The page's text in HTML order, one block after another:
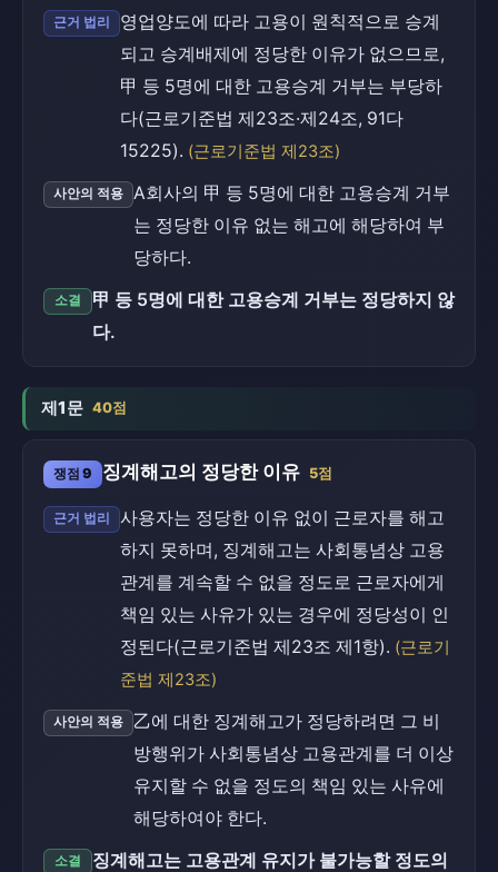
근거 법리
영업양도에 따라 고용이 원칙적으로 승계
되고 승계배제에 정당한 이유가 없으므로,
甲 등 5명에 대한 고용승계 거부는 부당하
다(근로기준법 제23조·제24조, 91다
15225). (근로기준법 제23조)
사안의 적용
A회사의 甲 등 5명에 대한 고용승계 거부
는 정당한 이유 없는 해고에 해당하여 부
당하다.
소결
甲 등 5명에 대한 고용승계 거부는 정당하지 않
다.
제1문 40점
쟁점 9 징계해고의 정당한 이유 5점
근거 법리
사용자는 정당한 이유 없이 근로자를 해고
하지 못하며, 징계해고는 사회통념상 고용
관계를 계속할 수 없을 정도로 근로자에게
책임 있는 사유가 있는 경우에 정당성이 인
정된다(근로기준법 제23조 제1항). (근로기
준법 제23조)
사안의 적용
乙에 대한 징계해고가 정당하려면 그 비
방행위가 사회통념상 고용관계를 더 이상
유지할 수 없을 정도의 책임 있는 사유에
해당하여야 한다.
소결
징계해고는 고용관계 유지가 불가능할 정도의